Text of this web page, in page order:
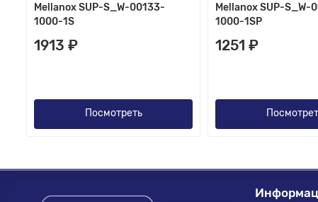
Mellanox SUP-S_W-00133-
1000-1S
1913 ₽
Посмотреть
Mellanox SUP-S_W-
1000-1SP
1251 ₽